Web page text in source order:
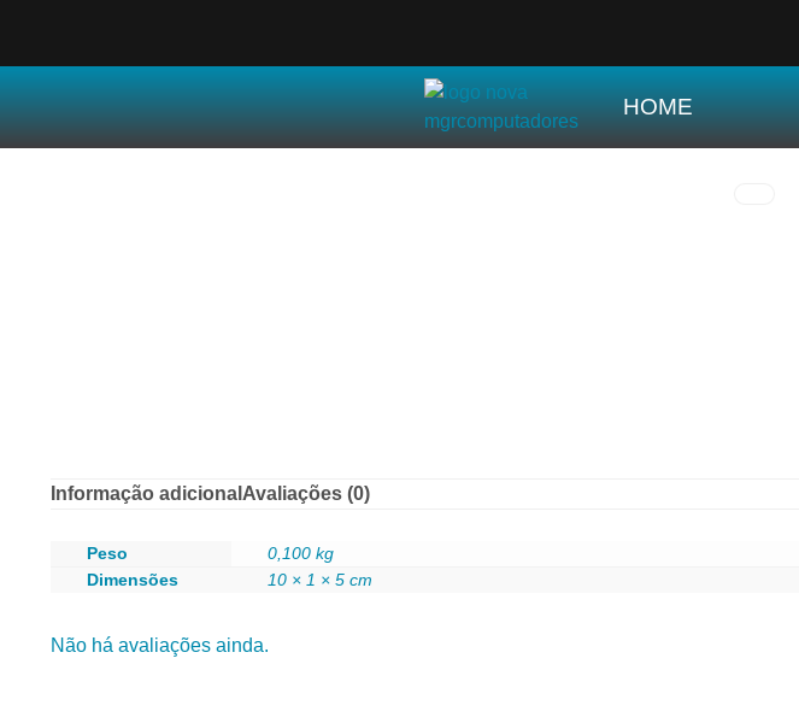
HOME
Informação adicional Avaliações (0)
Peso
0,100 kg
Dimensões
10 × 1 × 5 cm
Não há avaliações ainda.